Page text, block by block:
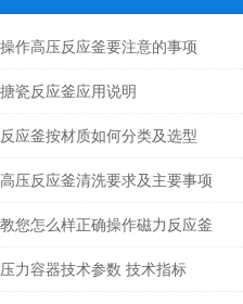
操作高压反应釜要注意的事项
搪瓷反应釜应用说明
反应釜按材质如何分类及选型
高压反应釜清洗要求及主要事项
教您怎么样正确操作磁力反应釜
压力容器技术参数 技术指标